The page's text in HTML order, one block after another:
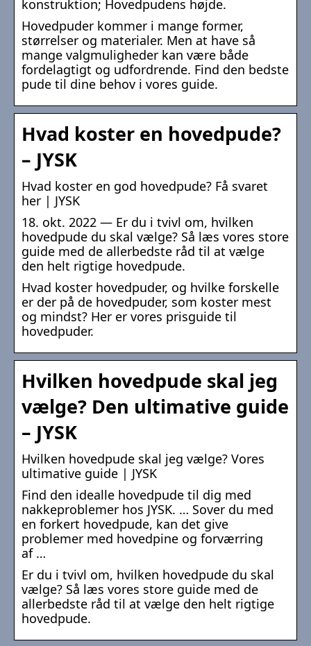
konstruktion; Hovedpudens højde.
Hovedpuder kommer i mange former,
størrelser og materialer. Men at have så
mange valgmuligheder kan være både
fordelagtigt og udfordrende. Find den bedste
pude til dine behov i vores guide.
Hvad koster en hovedpude?
– JYSK
Hvad koster en god hovedpude? Få svaret
her | JYSK
18. okt. 2022 — Er du i tvivl om, hvilken
hovedpude du skal vælge? Så læs vores store
guide med de allerbedste råd til at vælge
den helt rigtige hovedpude.
Hvad koster hovedpuder, og hvilke forskelle
er der på de hovedpuder, som koster mest
og mindst? Her er vores prisguide til
hovedpuder.
Hvilken hovedpude skal jeg
vælge? Den ultimative guide
– JYSK
Hvilken hovedpude skal jeg vælge? Vores
ultimative guide | JYSK
Find den idealle hovedpude til dig med
nakkeproblemer hos JYSK. … Sover du med
en forkert hovedpude, kan det give
problemer med hovedpine og forværring
af …
Er du i tvivl om, hvilken hovedpude du skal
vælge? Så læs vores store guide med de
allerbedste råd til at vælge den helt rigtige
hovedpude.